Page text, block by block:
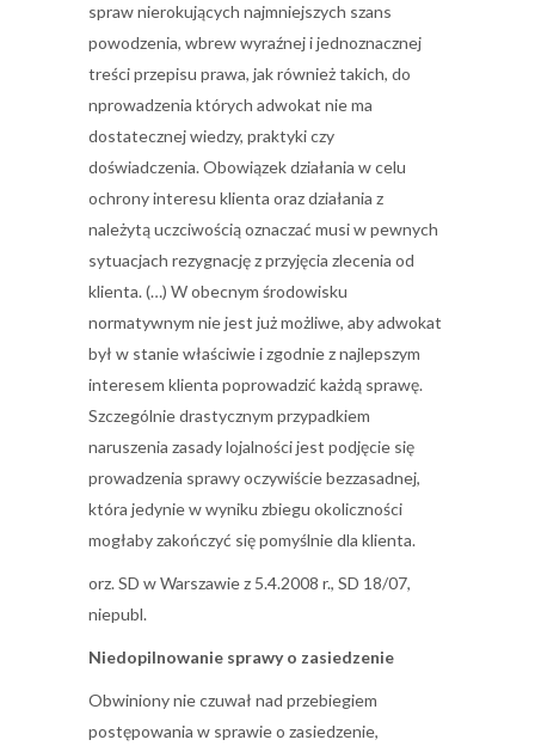
spraw nierokujących najmniejszych szans
powodzenia, wbrew wyraźnej i jednoznacznej
treści przepisu prawa, jak również takich, do
nprowadzenia których adwokat nie ma
dostatecznej wiedzy, praktyki czy
doświadczenia. Obowiązek działania w celu
ochrony interesu klienta oraz działania z
należytą uczciwością oznaczać musi w pewnych
sytuacjach rezygnację z przyjęcia zlecenia od
klienta. (…) W obecnym środowisku
normatywnym nie jest już możliwe, aby adwokat
był w stanie właściwie i zgodnie z najlepszym
interesem klienta poprowadzić każdą sprawę.
Szczególnie drastycznym przypadkiem
naruszenia zasady lojalności jest podjęcie się
prowadzenia sprawy oczywiście bezzasadnej,
która jedynie w wyniku zbiegu okoliczności
mogłaby zakończyć się pomyślnie dla klienta.
orz. SD w Warszawie z 5.4.2008 r., SD 18/07,
niepubl.
Niedopilnowanie sprawy o zasiedzenie
Obwiniony nie czuwał nad przebiegiem
postępowania w sprawie o zasiedzenie,